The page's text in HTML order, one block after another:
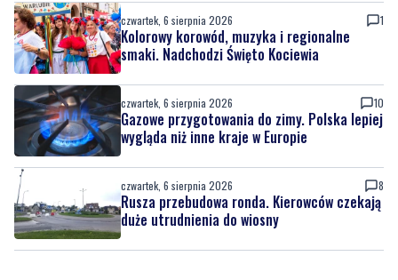
czwartek, 6 sierpnia 2026 1
Kolorowy korowód, muzyka i regionalne
smaki. Nadchodzi Święto Kociewia
czwartek, 6 sierpnia 2026 10
Gazowe przygotowania do zimy. Polska lepiej
wygląda niż inne kraje w Europie
czwartek, 6 sierpnia 2026 8
Rusza przebudowa ronda. Kierowców czekają
duże utrudnienia do wiosny